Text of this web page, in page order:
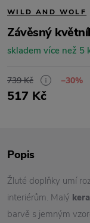
WILD AND WOLF
Závěsný
skladem více než 5
739 Kč −30%
517 Kč
Popis
Žluté doplňky umí
interiérům. Malý
barvě s jemným